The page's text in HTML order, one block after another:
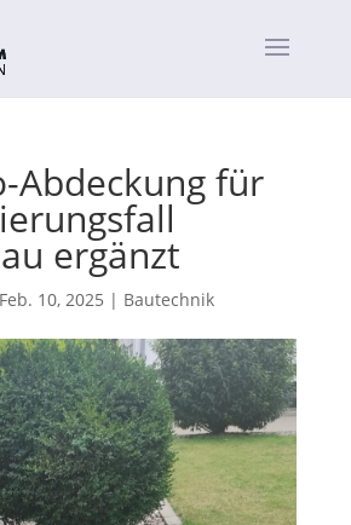
Abdeckung für
ergänzt
Feb. 10, 2025 | Bautechnik